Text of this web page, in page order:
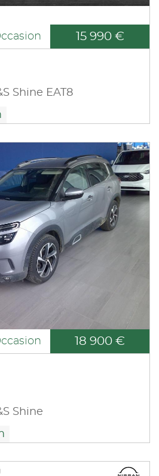
15 990 €
Shine EAT8
18 900 €
Shine